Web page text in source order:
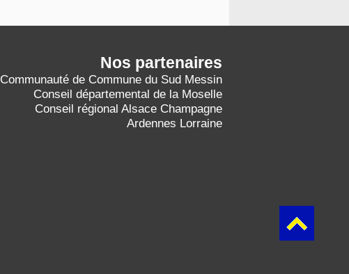
Nos partenaires
Communauté de Commune du Sud Messin
Conseil départemental de la Moselle
Conseil régional Alsace Champagne
Ardennes Lorraine